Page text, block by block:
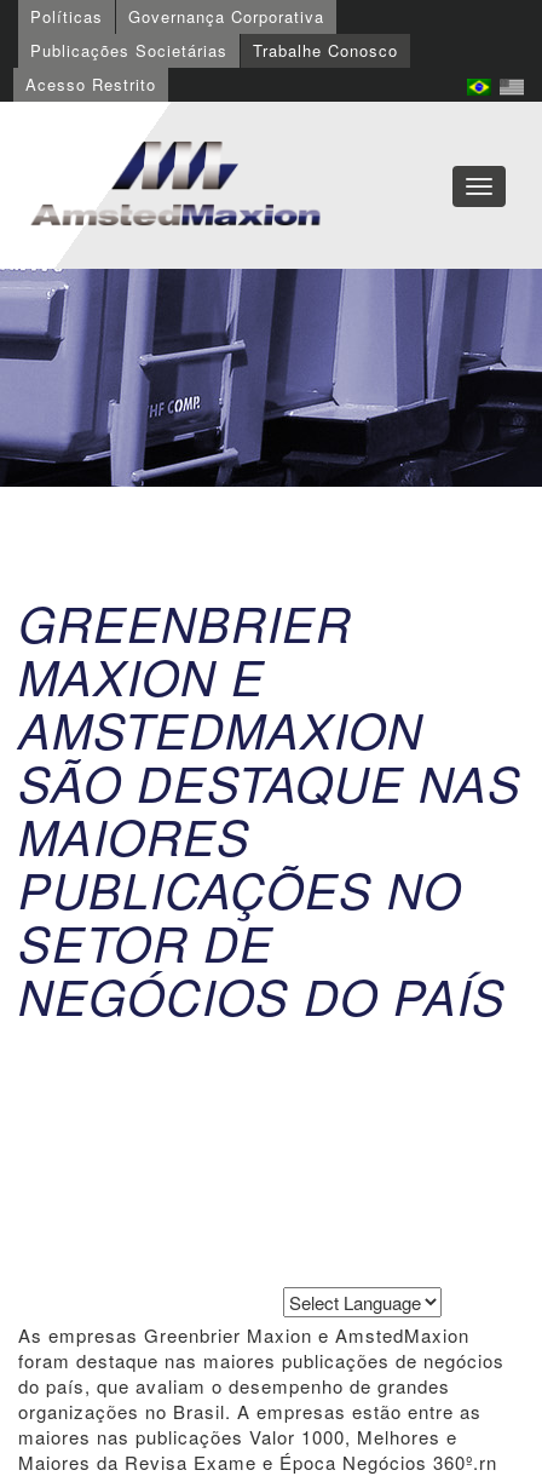
Políticas
Governança Corporativa
Publicações Societárias
Trabalhe Conosco
Acesso Restrito
GREENBRIER
MAXION E
AMSTEDMAXION
SÃO DESTAQUE NAS
MAIORES
PUBLICAÇÕES NO
SETOR DE
NEGÓCIOS DO PAÍS
Powered by Translate
As empresas Greenbrier Maxion e AmstedMaxion
foram destaque nas maiores publicações de negócios
do país, que avaliam o desempenho de grandes
organizações no Brasil. A empresas estão entre as
maiores nas publicações Valor 1000, Melhores e
Maiores da Revisa Exame e Época Negócios 360º.rn